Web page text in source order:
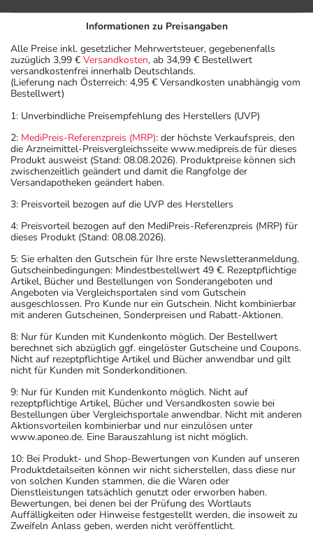
Informationen zu Preisangaben
Alle Preise inkl. gesetzlicher Mehrwertsteuer, gegebenenfalls
zuzüglich 3,99 € Versandkosten, ab 34,99 € Bestellwert
versandkostenfrei innerhalb Deutschlands.
(Lieferung nach Österreich: 4,95 € Versandkosten unabhängig vom
Bestellwert)
1: Unverbindliche Preisempfehlung des Herstellers (UVP)
2: MediPreis-Referenzpreis (MRP): der höchste Verkaufspreis, den
die Arzneimittel-Preisvergleichsseite www.medipreis.de für dieses
Produkt ausweist (Stand: 08.08.2026). Produktpreise können sich
zwischenzeitlich geändert und damit die Rangfolge der
Versandapotheken geändert haben.
3: Preisvorteil bezogen auf die UVP des Herstellers
4: Preisvorteil bezogen auf den MediPreis-Referenzpreis (MRP) für
dieses Produkt (Stand: 08.08.2026).
5: Sie erhalten den Gutschein für Ihre erste Newsletteranmeldung.
Gutscheinbedingungen: Mindestbestellwert 49 €. Rezeptpflichtige
Artikel, Bücher und Bestellungen von Sonderangeboten und
Angeboten via Vergleichsportalen sind vom Gutschein
ausgeschlossen. Pro Kunde nur ein Gutschein. Nicht kombinierbar
mit anderen Gutscheinen, Sonderpreisen und Rabatt-Aktionen.
8: Nur für Kunden mit Kundenkonto möglich. Der Bestellwert
berechnet sich abzüglich ggf. eingelöster Gutscheine und Coupons.
Nicht auf rezeptpflichtige Artikel und Bücher anwendbar und gilt
nicht für Kunden mit Sonderkonditionen.
9: Nur für Kunden mit Kundenkonto möglich. Nicht auf
rezeptpflichtige Artikel, Bücher und Versandkosten sowie bei
Bestellungen über Vergleichsportale anwendbar. Nicht mit anderen
Aktionsvorteilen kombinierbar und nur einzulösen unter
www.aponeo.de. Eine Barauszahlung ist nicht möglich.
10: Bei Produkt- und Shop-Bewertungen von Kunden auf unseren
Produktdetailseiten können wir nicht sicherstellen, dass diese nur
von solchen Kunden stammen, die die Waren oder
Dienstleistungen tatsächlich genutzt oder erworben haben.
Bewertungen, bei denen bei der Prüfung des Wortlauts
Auffälligkeiten oder Hinweise festgestellt werden, die insoweit zu
Zweifeln Anlass geben, werden nicht veröffentlicht.